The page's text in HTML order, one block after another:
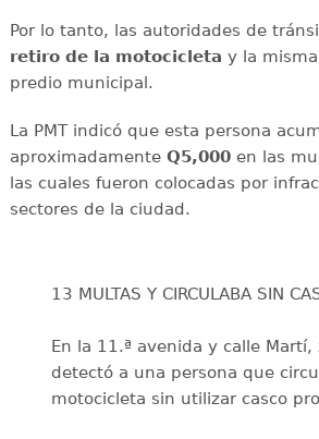
Por lo tanto, las autoridades de
retiro de la motocicleta y la
predio municipal.
La PMT indicó que esta persona
aproximadamente Q5,000en las
las cuales fueron colocadas por
sectores de la ciudad.
13 MULTAS Y CIRCULABA SIN
En la 11.ª avenida y calle Martí,
detectó a una persona que
motocicleta sin utilizar casco